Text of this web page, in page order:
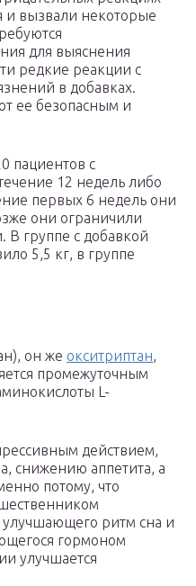
и вызвали некоторые
для выяснения
редкие реакции с
в добавках.
ее безопасным и
пациентов с
12 недель либо
первых 6 недель они
они ограничили
В группе с добавкой
5,5 кг, в группе
он же окситриптан,
промежуточным
L-
действием,
снижению аппетита, а
потому, что
ритм сна и
гормоном
улучшается